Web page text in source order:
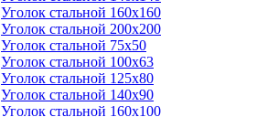
Уголок стальной 160х160
Уголок стальной 200х200
Уголок стальной 75х50
Уголок стальной 100х63
Уголок стальной 125х80
Уголок стальной 140х90
Уголок стальной 160х100